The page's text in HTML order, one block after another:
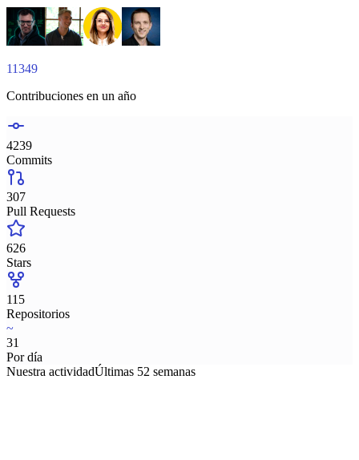
11349
Contribuciones en un año
4239
Commits
307
Pull Requests
626
Stars
115
Repositorios
~
31
Por día
Nuestra actividadÚltimas 52 semanas